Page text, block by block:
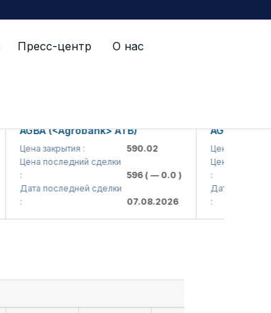
Пресс-центр О нас
AGBA (<Agrobank> ATB)
Цена закрытия :
590.02
Цена последний сделки
( — 0.0 )
Дата последней сделки
07.08.2026
AGBAP
Цена закрытия :
Цена последний
Дата последней